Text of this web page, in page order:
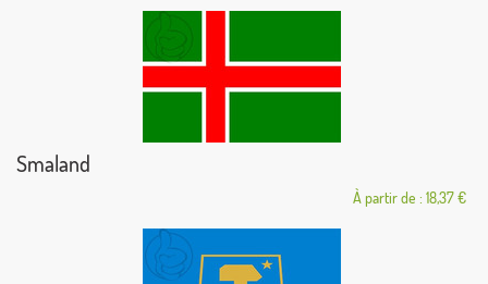
Smaland
À partir de : 18,37 €